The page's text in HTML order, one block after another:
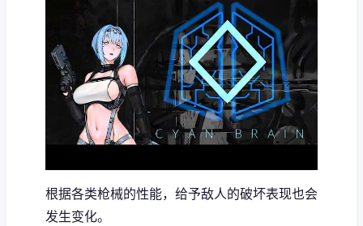
根据各类枪械的性能，给予敌人的破坏表现也会
发生变化。